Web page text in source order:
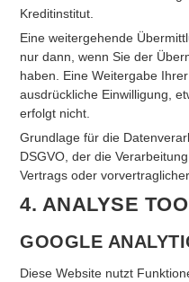
Kreditinstitut.
Eine weitergehende
nur dann, wenn Sie der
haben. Eine Weitergabe
ausdrückliche Einwilligung,
erfolgt nicht.
Grundlage für die
DSGVO, der die
Vertrags oder
4. ANALYSE
GOOGLE
Diese Website nutzt